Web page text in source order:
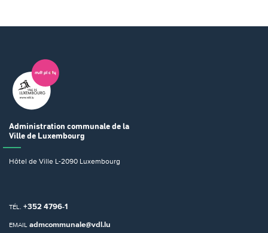
Administration communale de la
Ville de Luxembourg
Hôtel de Ville L-2090 Luxembourg
TÉL. +352 4796-1
EMAIL admcommunale@vdl.lu